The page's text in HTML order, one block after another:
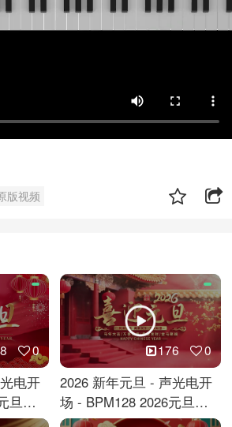
版视频
0
电开
旦跨
176 0
2026 新年元旦 - 声光电开
场 - BPM128 2026元旦马
年